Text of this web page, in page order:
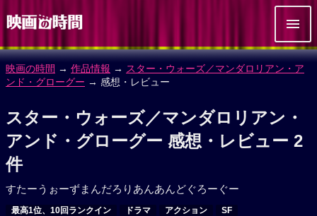
映画の時間 → 作品情報 → スター・ウォーズ／マンダロリアン・ア
ンド・グローグー → 感想・レビュー
スター・ウォーズ／マンダロリアン・
アンド・グローグー 感想・レビュー 2
件
すたーうぉーずまんだろりあんあんどぐろーぐー
最高1位、10回ランクイン ドラマ アクション
SF